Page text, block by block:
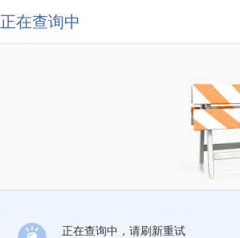
正在查询中
正在查询中，请刷新重试